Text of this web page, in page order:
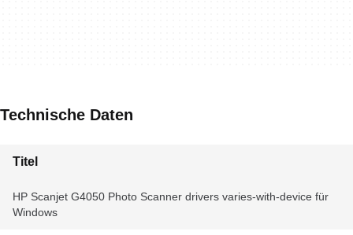
Technische Daten
Titel
HP Scanjet G4050 Photo Scanner drivers varies-with-device für
Windows